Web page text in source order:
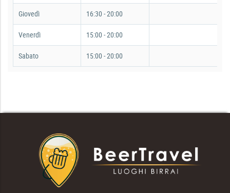
Giovedì 16:30 - 20:00
Venerdì 15:00 - 20:00
Sabato 15:00 - 20:00